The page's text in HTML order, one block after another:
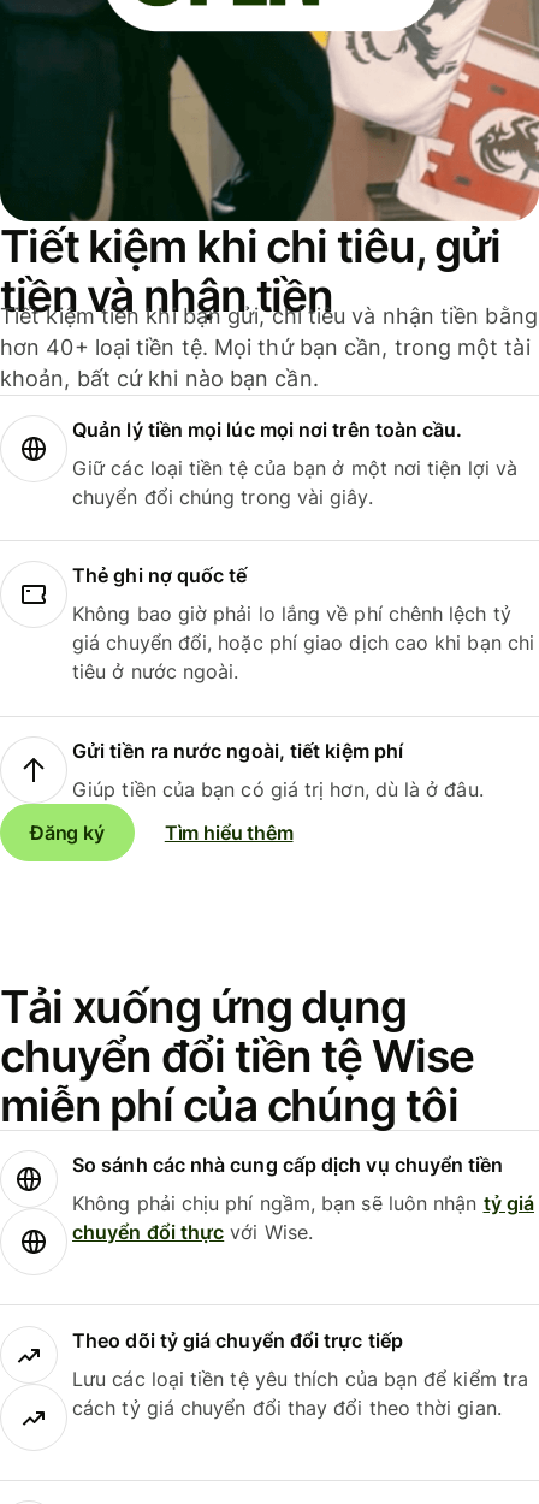
Tiết kiệm khi chi tiêu, gửi
tiền và nhận tiền
Tiết kiệm tiền khi bạn gửi, chi tiêu và nhận tiền bằng
hơn 40+ loại tiền tệ. Mọi thứ bạn cần, trong một tài
khoản, bất cứ khi nào bạn cần.
Quản lý tiền mọi lúc mọi nơi trên toàn cầu.
Giữ các loại tiền tệ của bạn ở một nơi tiện lợi và
chuyển đổi chúng trong vài giây.
Thẻ ghi nợ quốc tế
Không bao giờ phải lo lắng về phí chênh lệch tỷ
giá chuyển đổi, hoặc phí giao dịch cao khi bạn chi
tiêu ở nước ngoài.
Gửi tiền ra nước ngoài, tiết kiệm phí
Giúp tiền của bạn có giá trị hơn, dù là ở đâu.
Đăng ký
Tìm hiểu thêm
Tải xuống ứng dụng
chuyển đổi tiền tệ Wise
miễn phí của chúng tôi
So sánh các nhà cung cấp dịch vụ chuyển tiền
Không phải chịu phí ngầm, bạn sẽ luôn nhận tỷ giá
chuyển đổi thực với Wise.
Theo dõi tỷ giá chuyển đổi trực tiếp
Lưu các loại tiền tệ yêu thích của bạn để kiểm tra
cách tỷ giá chuyển đổi thay đổi theo thời gian.